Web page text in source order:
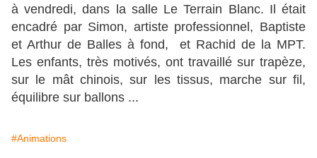
à vendredi, dans la salle Le Terrain Blanc. Il était
encadré par Simon, artiste professionnel, Baptiste
et Arthur de Balles à fond, et Rachid de la MPT.
Les enfants, très motivés, ont travaillé sur trapèze,
sur le mât chinois, sur les tissus, marche sur fil,
équilibre sur ballons ...
#Animations